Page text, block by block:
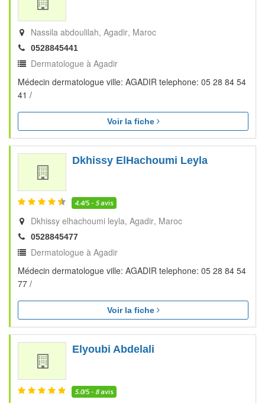
Nassila abdoulilah Agadir Maroc
0528845441
Dermatologue à Agadir
Médecin dermatologue ville: AGADIR telephone: 05 28 84 54
41 /
Voir la fiche
Dkhissy ElHachoumi Leyla
4.4/5 - 5avis
Dkhissy elhachoumi leyla Agadir Maroc
0528845477
Dermatologue à Agadir
Médecin dermatologue ville: AGADIR telephone: 05 28 84 54
77 /
Voir la fiche
Elyoubi Abdelali
5.0/5 - 8avis